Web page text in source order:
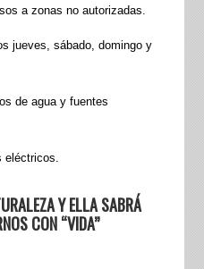
a zonas no autorizadas.
jueves, sábado, domingo y
de agua y fuentes
eléctricos.
Y ELLA SABRÁ
CON “VIDA”